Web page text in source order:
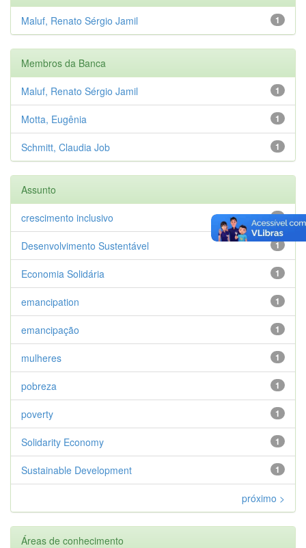
1
Maluf, Renato Sérgio Jamil
Membros da Banca
1
Maluf, Renato Sérgio Jamil
1
Motta, Eugênia
1
Schmitt, Claudia Job
Assunto
1
crescimento inclusivo
1
Desenvolvimento Sustentável
1
Economia Solidária
1
emancipation
1
emancipação
1
mulheres
1
pobreza
1
poverty
1
Solidarity Economy
1
Sustainable Development
próximo >
Áreas de conhecimento